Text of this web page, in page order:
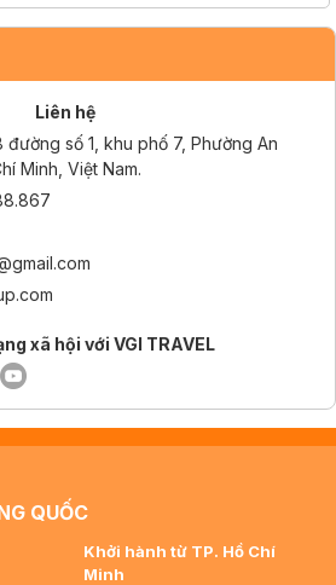
Liên hệ
đường số 1, khu phố 7, Phường An
Minh, Việt Nam.
xã hội với VGI TRAVEL
QUỐC
Khởi hành từ TP. Hồ Chí
Minh